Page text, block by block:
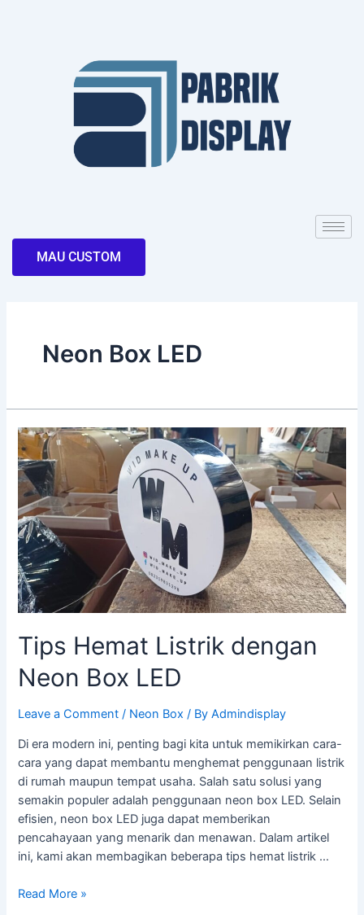
MAU CUSTOM
Neon Box LED
Tips Hemat Listrik dengan
Neon Box LED
Leave a Comment / Neon Box / ByAdmindisplay
Di era modern ini, penting bagi kita untuk memikirkan cara-
cara yang dapat membantu menghemat penggunaan listrik
di rumah maupun tempat usaha. Salah satu solusi yang
semakin populer adalah penggunaan neon box LED. Selain
efisien, neon box LED juga dapat memberikan
pencahayaan yang menarik dan menawan. Dalam artikel
ini, kami akan membagikan beberapa tips hemat listrik …
Tips
Hemat
Listrik
dengan
Neon
Box
LED
Read More »